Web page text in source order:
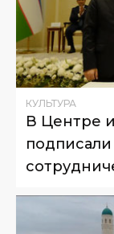
КУЛЬТУРА
В Центре